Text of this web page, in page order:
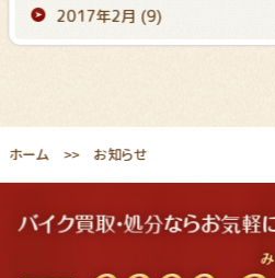
2017年2月 (9)
ホーム お知らせ